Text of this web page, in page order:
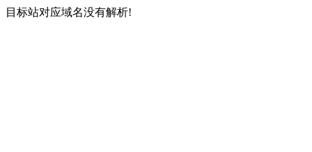
目标站对应域名没有解析!